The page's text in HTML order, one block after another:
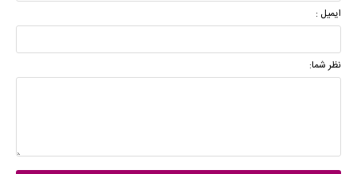
ایمیل :
نظر شما: